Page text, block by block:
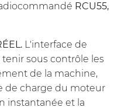
RCU55,
L'interface de
sous contrôle les
de la machine,
de charge du moteur
instantanée et la